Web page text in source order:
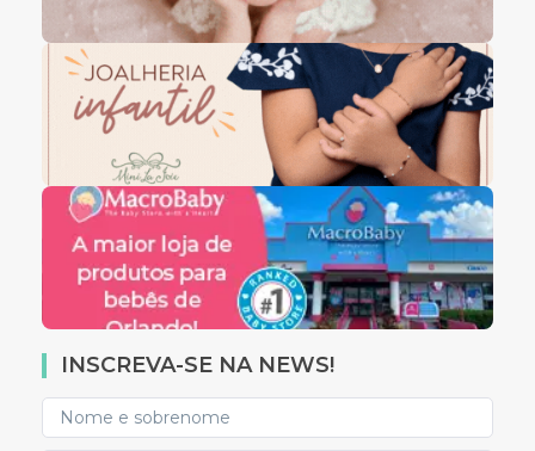
INSCREVA-SE NA NEWS!